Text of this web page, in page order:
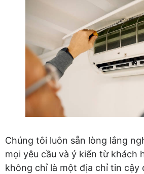
Chúng tôi luôn sẵn lòng lắng
mọi yêu cầu và ý kiến từ khách
không chỉ là một địa chỉ tin cậy